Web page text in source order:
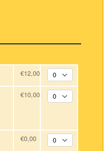
€12,00
€10,00
€0,00